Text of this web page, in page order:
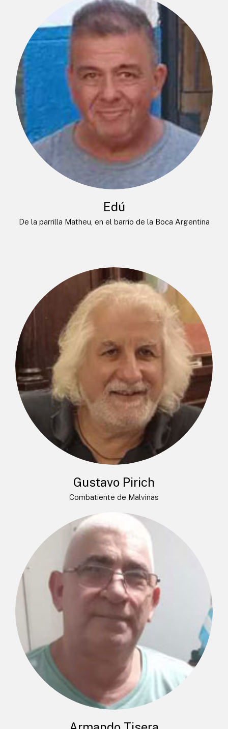
Edú
De la parrilla Matheu, en el barrio de la Boca Argentina
Gustavo Pirich
Combatiente de Malvinas